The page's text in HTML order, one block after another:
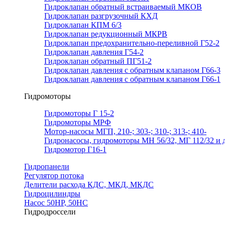
Гидроклапан обратный встраиваемый МКОВ
Гидроклапан разгрузочный КХД
Гидроклапан КПМ 6/3
Гидроклапан редукционный МКРВ
Гидроклапан предохранительно-переливной Г52-2
Гидроклапан давления Г54-2
Гидроклапан обратный ПГ51-2
Гидроклапан давления с обратным клапаном Г66-3
Гидроклапан давления с обратным клапаном Г66-1
Гидромоторы
Гидромоторы Г 15-2
Гидромоторы МРФ
Мотор-насосы МГП, 210-; 303-; 310-; 313-; 410-
Гидронасосы, гидромоторы МН 56/32, МГ 112/32 и
Гидромотор Г16-1
Гидропанели
Регулятор потока
Делители расхода КДС, МКД, МКДС
Гидроцилиндры
Насос 50НР, 50НС
Гидродроссели